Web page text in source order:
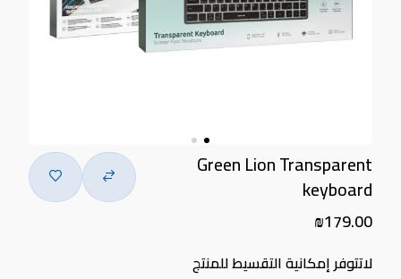
Green Lion Transparent
keyboard
₪179.00
لاتتوفر إمكانية التقسيط للمنتج